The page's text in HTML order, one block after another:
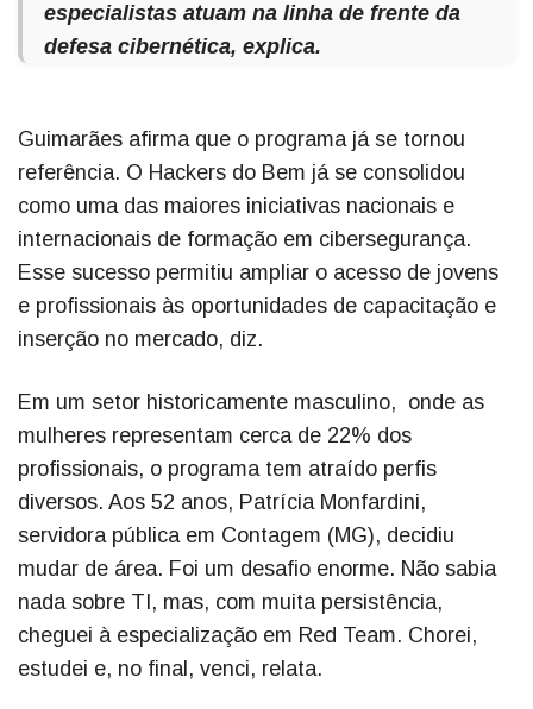
especialistas atuam na linha de frente da
defesa cibernética, explica.
Guimarães afirma que o programa já se tornou
referência. O Hackers do Bem já se consolidou
como uma das maiores iniciativas nacionais e
internacionais de formação em cibersegurança.
Esse sucesso permitiu ampliar o acesso de jovens
e profissionais às oportunidades de capacitação e
inserção no mercado, diz.
Em um setor historicamente masculino, onde as
mulheres representam cerca de 22% dos
profissionais, o programa tem atraído perfis
diversos. Aos 52 anos, Patrícia Monfardini,
servidora pública em Contagem (MG), decidiu
mudar de área. Foi um desafio enorme. Não sabia
nada sobre TI, mas, com muita persistência,
cheguei à especialização em Red Team. Chorei,
estudei e, no final, venci, relata.